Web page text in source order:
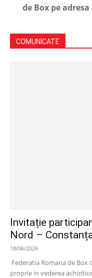
de Box pe
COMUNICATE
Invitație
Nord –
18/06/2026
Federatia Romana de
proprie in vederea